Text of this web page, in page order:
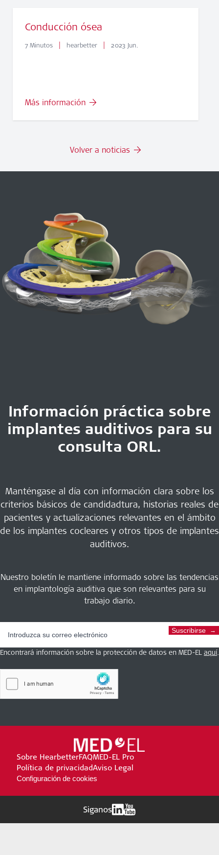
Conducción ósea
7 Minutos | hearbetter | 2023 Jun.
Más información
Volver a noticias
Información práctica sobre
implantes auditivos para su
consulta ORL.
Manténgase al día con información clara sobre los
criterios básicos de candidadtura, historias reales de
pacientes y actualizaciones relevantes en el ámbito
de los implantes cocleares y otros tipos de implantes
auditivos.
Nuestro boletín le mantiene informado sobre las tendencias
en implantología auditiva que son relevantes para su
trabajo diario.
Suscribirse
Encontrará información sobre la protección de datos en MED-EL aquí.
Sobre HearbetterFAQMED-EL Pro
Política de privacidadAviso Legal
Configuración de cookies
Siganos